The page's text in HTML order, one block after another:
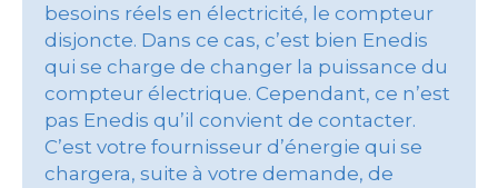
besoins réels en électricité, le compteur
disjoncte. Dans ce cas, c’est bien Enedis
qui se charge de changer la puissance du
compteur électrique. Cependant, ce n’est
pas Enedis qu’il convient de contacter.
C’est votre fournisseur d’énergie qui se
chargera, suite à votre demande, de